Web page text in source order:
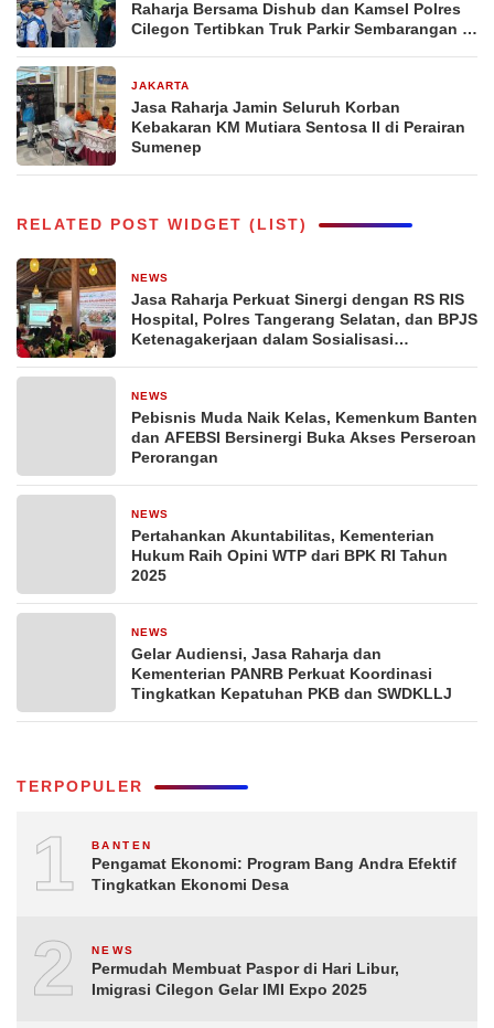
Raharja Bersama Dishub dan Kamsel Polres
Cilegon Tertibkan Truk Parkir Sembarangan di
JAKARTA
Jasa Raharja Jamin Seluruh Korban
Kebakaran KM Mutiara Sentosa II di Perairan
Sumenep
RELATED POST WIDGET (LIST)
NEWS
Jasa Raharja Perkuat Sinergi dengan RS RIS
Hospital, Polres Tangerang Selatan, dan BPJS
Ketenagakerjaan dalam Sosialisasi
melalui Pelatihan PPGD
NEWS
Pebisnis Muda Naik Kelas, Kemenkum Banten
dan AFEBSI Bersinergi Buka Akses Perseroan
Perorangan
NEWS
Pertahankan Akuntabilitas, Kementerian
Hukum Raih Opini WTP dari BPK RI Tahun
2025
NEWS
Gelar Audiensi, Jasa Raharja dan
Kementerian PANRB Perkuat Koordinasi
Tingkatkan Kepatuhan PKB dan SWDKLLJ
TERPOPULER
1 BANTEN
Pengamat Ekonomi: Program Bang Andra Efektif
Tingkatkan Ekonomi Desa
2 NEWS
Permudah Membuat Paspor di Hari Libur,
Imigrasi Cilegon Gelar IMI Expo 2025